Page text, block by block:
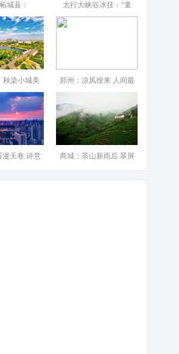
城县：‌ 太行大峡谷冰挂：“童
秋染小城美 郑州：凉风徐来 人间最
漫天卷 诗意 商城：茶山新雨后 翠屏